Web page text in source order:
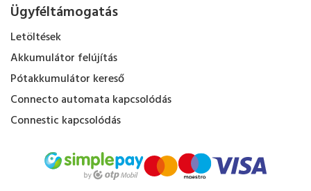
Ügyféltámogatás
Letöltések
Akkumulátor felújítás
Pótakkumulátor kereső
Connecto automata kapcsolódás
Connestic kapcsolódás